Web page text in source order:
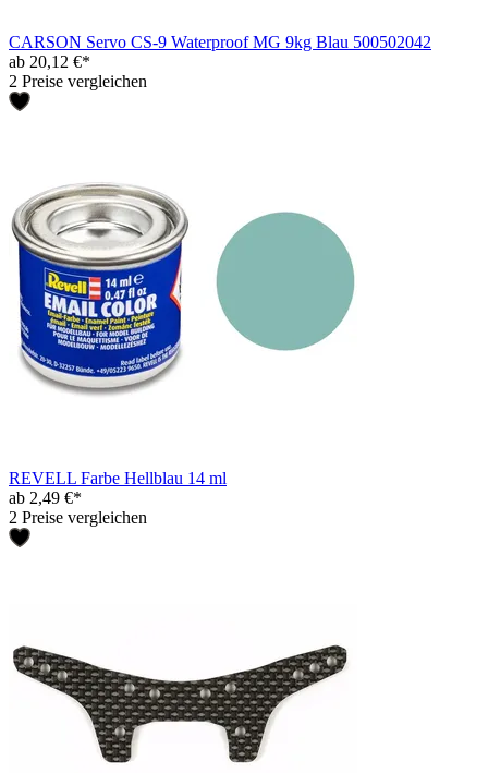
CARSON Servo CS-9 Waterproof MG 9kg Blau 500502042
ab 20,12 €*
2 Preise vergleichen
REVELL Farbe Hellblau 14 ml
ab 2,49 €*
2 Preise vergleichen